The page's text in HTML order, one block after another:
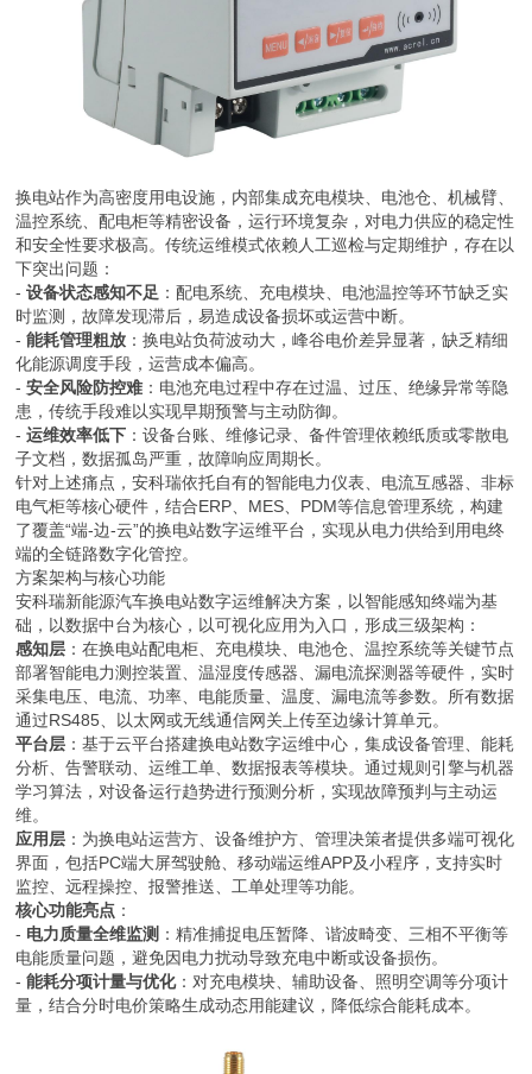
换电站作为高密度用电设施，内部集成充电模块、电池仓、机械臂、
温控系统、配电柜等精密设备，运行环境复杂，对电力供应的稳定性
和安全性要求极高。传统运维模式依赖人工巡检与定期维护，存在以
下突出问题：
-设备状态感知不足 ：配电系统、充电模块、电池温控等环节缺乏实
时监测，故障发现滞后，易造成设备损坏或运营中断。
-能耗管理粗放 ：换电站负荷波动大，峰谷电价差异显著，缺乏精细
化能源调度手段，运营成本偏高。
-安全风险防控难：电池充电过程中存在过温、过压、绝缘异常等隐
患，传统手段难以实现早期预警与主动防御。
-运维效率低下 ：设备台账、维修记录、备件管理依赖纸质或零散电
子文档，数据孤岛严重，故障响应周期长。
针对上述痛点，安科瑞依托自有的智能电力仪表、电流互感器、非标
电气柜等核心硬件，结合ERP、MES、PDM等信息管理系统，构建
了覆盖“端-边-云”的换电站数字运维平台，实现从电力供给到用电终
端的全链路数字化管控。
方案架构与核心功能
安科瑞新能源汽车换电站数字运维解决方案，以智能感知终端为基
础，以数据中台为核心，以可视化应用为入口，形成三级架构：
感知层 ：在换电站配电柜、充电模块、电池仓、温控系统等关键节点
部署智能电力测控装置、温湿度传感器、漏电流探测器等硬件，实时
采集电压、电流、功率、电能质量、温度、漏电流等参数。所有数据
通过RS485、以太网或无线通信网关上传至边缘计算单元。
平台层 ：基于云平台搭建换电站数字运维中心，集成设备管理、能耗
分析、告警联动、运维工单、数据报表等模块。通过规则引擎与机器
学习算法，对设备运行趋势进行预测分析，实现故障预判与主动运
维。
应用层 ：为换电站运营方、设备维护方、管理决策者提供多端可视化
界面，包括PC端大屏驾驶舱、移动端运维APP及小程序，支持实时
监控、远程操控、报警推送、工单处理等功能。
核心功能亮点 ：
- 电力质量全维监测 ：精准捕捉电压暂降、谐波畸变、三相不平衡等
电能质量问题，避免因电力扰动导致充电中断或设备损伤。
-能耗分项计量与优化：对充电模块、辅助设备、照明空调等分项计
量，结合分时电价策略生成动态用能建议，降低综合能耗成本。